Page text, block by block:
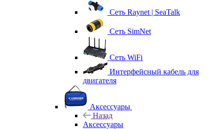
Сеть Raynet | SeaTalk
Сеть SimNet
Сеть WiFi
Интерфейсный кабель для
двигателя
Аксессуары
Назад
Аксессуары